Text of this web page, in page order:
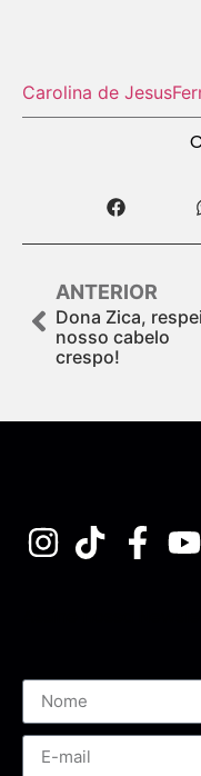
Carolina de Jesus
ANTERIOR
Dona Zica,
nosso cabelo
crespo!